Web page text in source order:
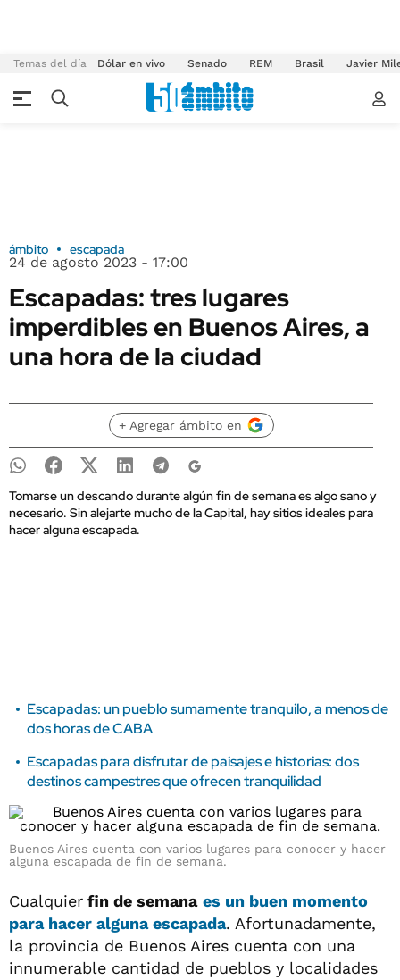
Temas del día Dólar en vivo Senado REM Brasil Javier
ámbito escapada
24 de agosto 2023 - 17:00
Escapadas: tres lugares
imperdibles en Buenos Aires, a
una hora de la ciudad
+ Agregar ámbito en
Tomarse un descando durante algún fin de semana es algo sano y
necesario. Sin alejarte mucho de la Capital, hay sitios ideales para
hacer alguna escapada.
Escapadas: un pueblo sumamente tranquilo, a menos de
dos horas de CABA
Escapadas para disfrutar de paisajes e historias: dos
destinos campestres que ofrecen tranquilidad
Buenos Aires cuenta con varios lugares para conocer y hacer
alguna escapada de fin de semana.
Cualquier fin de semana es un buen momento
para hacer algunaescapada. Afortunadamente,
la provincia de Buenos Aires cuenta con una
innumerable cantidad de pueblos y localidades